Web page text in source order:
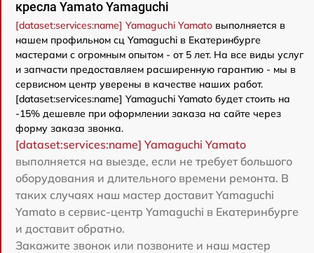
кресла Yamato Yamaguchi
[dataset:services:name] Yamaguchi Yamato выполняется в
нашем профильном сц Yamaguchi в Екатеринбурге
мастерами с огромным опытом - от 5 лет. На все виды услуг
и запчасти предоставляем расширенную гарантию - мы в
сервисном центр уверены в качестве наших работ.
[dataset:services:name] Yamaguchi Yamato будет стоить на
-15% дешевле при оформлении заказа на сайте через
форму заказа звонка.
[dataset:services:name] Yamaguchi Yamato
выполняется на выезде, если не требует большого
оборудования и длительного времени ремонта. В
таких случаях наш мастер доставит Yamaguchi
Yamato в сервис-центр Yamaguchi в Екатеринбурге
и доставит обратно.
Закажите звонок или позвоните и наш мастер